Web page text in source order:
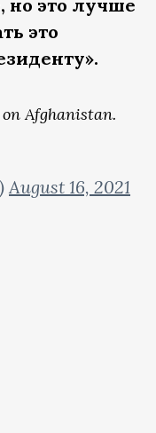
но это лучше
это
Afghanistan.
August 16, 2021